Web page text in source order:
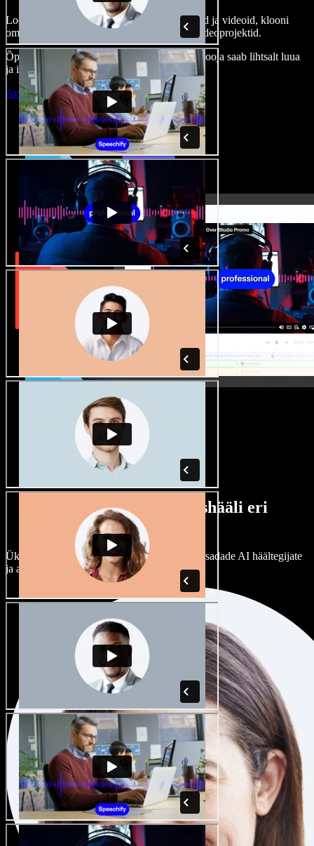
Loo voice-over’eid, kasuta tasuta pilte, helisid ja videoid, klooni
oma häält ja pane kokku terviklikud audio-videoprojektid.
Õppimiskõver puudub, kõik töötab veebis – looja saab lihtsalt luua
ja ideed kiiresti ellu viia.
Ava Studio
Lai valik mees- ja naishääli eri
aktsentidega
Ükski projekt ei pea kõlama ühtemoodi. Vali sadade AI häältegijate
ja aktsentide hulgast ning kohanda neid.